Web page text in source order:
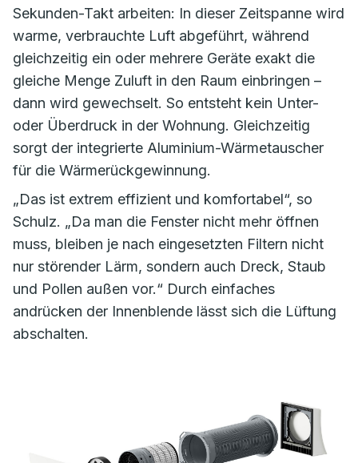
Sekunden-Takt arbeiten: In dieser Zeitspanne wird
warme, verbrauchte Luft abgeführt, während
gleichzeitig ein oder mehrere Geräte exakt die
gleiche Menge Zuluft in den Raum einbringen –
dann wird gewechselt. So entsteht kein Unter-
oder Überdruck in der Wohnung. Gleichzeitig
sorgt der integrierte Aluminium-Wärmetauscher
für die Wärmerückgewinnung.
„Das ist extrem effizient und komfortabel“, so
Schulz. „Da man die Fenster nicht mehr öffnen
muss, bleiben je nach eingesetzten Filtern nicht
nur störender Lärm, sondern auch Dreck, Staub
und Pollen außen vor.“ Durch einfaches
andrücken der Innenblende lässt sich die Lüftung
abschalten.